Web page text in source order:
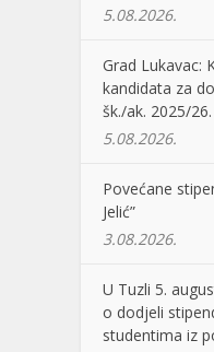
5.08.2026.
Grad Lukavac:
kandidata za
šk./ak. 2025/
5.08.2026.
Povećane
Jelić”
3.08.2026.
U Tuzli 5.
o dodjeli
studentima iz